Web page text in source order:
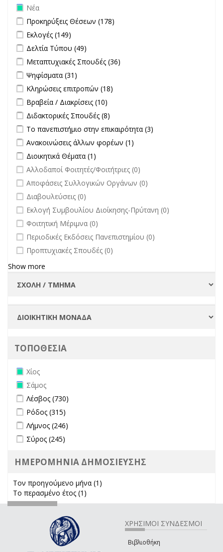
Remove Νέα filter
Νέα
Apply Προκηρύξεις Θέσεων filter
Προκηρύξεις Θέσεων (178)
Apply Εκλογές filter
Εκλογές (149)
Apply Δελτία Τύπου filter
Δελτία Τύπου (49)
Apply Μεταπτυχιακές Σπουδές filter
Μεταπτυχιακές Σπουδές (36)
Apply Ψηφίσματα filter
Ψηφίσματα (31)
Apply Κληρώσεις επιτροπών filter
Κληρώσεις επιτροπών (18)
Apply Βραβεία / Διακρίσεις filter
Βραβεία / Διακρίσεις (10)
Apply Διδακτορικές Σπουδές filter
Διδακτορικές Σπουδές (8)
Apply Το πανεπιστήμιο στην επικαιρότητα filter
Το πανεπιστήμιο στην επικαιρότητα (3)
Apply Ανακοινώσεις άλλων φορέων filter
Ανακοινώσεις άλλων φορέων (1)
Apply Διοικητικά Θέματα filter
Διοικητικά Θέματα (1)
undefined
Αλλοδαποί Φοιτητές/Φοιτήτριες (0)
undefined
Αποφάσεις Συλλογικών Οργάνων (0)
undefined
Διαβουλεύσεις (0)
undefined
Εκλογή Συμβουλίου Διοίκησης-Πρύτανη (0)
undefined
Φοιτητική Μέριμνα (0)
undefined
Περιοδικές Εκδόσεις Πανεπιστημίου (0)
undefined
Προπτυχιακές Σπουδές (0)
Show more
ΤΟΠΟΘΕΣΙΑ
Remove Χίος filter
Χίος
Remove Σάμος filter
Σάμος
Apply Λέσβος filter
Λέσβος (730)
Apply Ρόδος filter
Ρόδος (315)
Apply Λήμνος filter
Λήμνος (246)
Apply Σύρος filter
Σύρος (245)
ΗΜΕΡΟΜΗΝΙΑ ΔΗΜΟΣΙΕΥΣΗΣ
Τον προηγούμενο μήνα (1)
Το περασμένο έτος (1)
ΧΡΗΣΙΜΟΙ ΣΥΝΔΕΣΜΟΙ
Βιβλιοθήκη